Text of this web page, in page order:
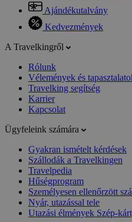
Ajándékutalvány
Kedvezmények
A Travelkingről
Rólunk
Vélemények és
Travelking segítség
Karrier
Kapcsolat
Ügyfeleink számára
Gyakran ismételt kérdések
Szállodák a Travelkingen
Travelpedia
Hűségprogram
Személyesen ellenőrzött
Nyár, utazással tele
Utazási élmények Szép-